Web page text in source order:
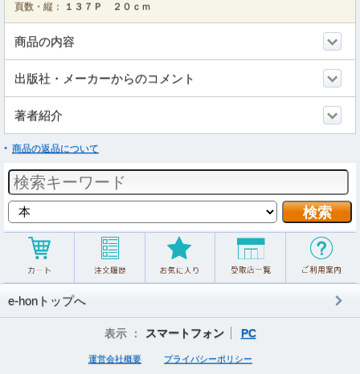
頁数・縦：
１３７Ｐ ２０ｃｍ
商品の内容
出版社・メーカーからのコメント
著者紹介
商品の返品について
e-honトップへ
表示 ： スマートフォン PC
運営会社概要 プライバシーポリシー